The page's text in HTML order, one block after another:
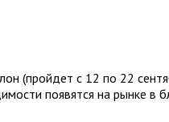
(пройдет с 12 по 22
появятся на рынке в